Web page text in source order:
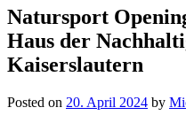
Natursport
Haus der
Kaiserslautern
Posted on 20. April 2024 by